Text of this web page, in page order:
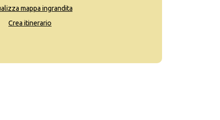
mappa ingrandita
Crea itinerario